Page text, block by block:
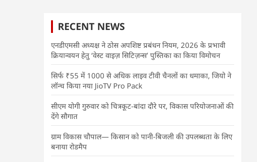
RECENT NEWS
एनडीएमसी अध्यक्ष ने ठोस अपशिष्ट प्रबंधन नियम, 2026 के प्रभावी
क्रियान्वयन हेतु ‘वेस्ट वाइज़ सिटिज़न्स’ पुस्तिका का किया विमोचन
सिर्फ ₹55 में 1000 से अधिक लाइव टीवी चैनलों का धमाका, जियो ने
लॉन्च किया नया JioTV Pro Pack
सीएम योगी गुरुवार को चित्रकूट-बांदा दौरे पर, विकास परियोजनाओं की
देंगे सौगात
ग्राम विकास चौपाल— किसान को पानी-बिजली की उपलब्धता के लिए
बनाया रोडमैप